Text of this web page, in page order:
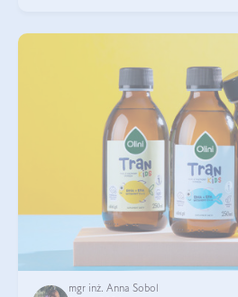
mgr inż. Anna Sobol